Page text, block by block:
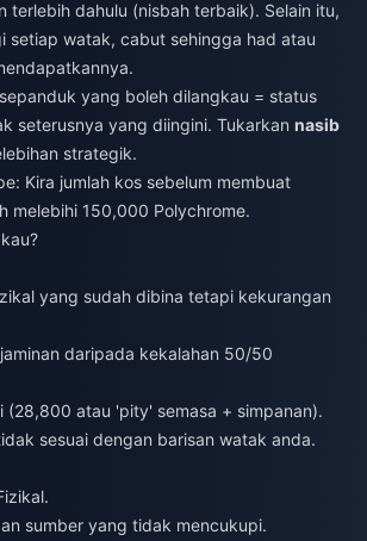
terlebih dahulu (nisbah terbaik). Selain itu,
setiap watak, cabut sehingga had atau
yang boleh dilangkau = status
seterusnya yang diingini. Tukarkan nasib
strategik.
Kira jumlah kos sebelum membuat
melebihi 150,000 Polychrome.
yang sudah dibina tetapi kekurangan
daripada kekalahan 50/50
(28,800 atau 'pity' semasa + simpanan).
sesuai dengan barisan watak anda.
sumber yang tidak mencukupi.